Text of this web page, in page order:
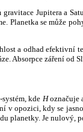
Jupitera a
Planetka se může
a odhad efektivní
Absorpce záření od
kde Hoznačuje
v opozici, kdy se
planetky. Je nulový,